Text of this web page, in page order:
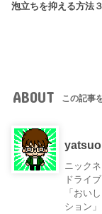
泡立ちを抑える方法
ABOUT この記事
yatsuo
ニック
ドライ
「おい
ション